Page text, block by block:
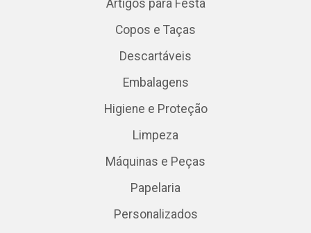
Artigos para Festa
Copos e Taças
Descartáveis
Embalagens
Higiene e Proteção
Limpeza
Máquinas e Peças
Papelaria
Personalizados